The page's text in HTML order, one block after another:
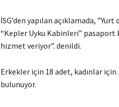
İSG’den yapılan açıklamada,
“Kepler Uyku Kabinleri” pasaport
hizmet veriyor”. denildi.
Erkekler için 18 adet, kadınlar için
bulunuyor.